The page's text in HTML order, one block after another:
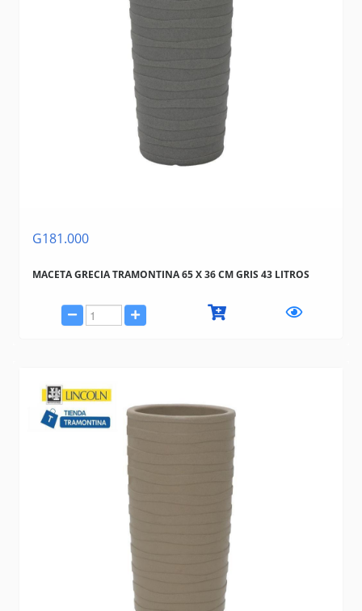
G181.000
MACETA GRECIA TRAMONTINA 65 X 36 CM GRIS 43 LITROS